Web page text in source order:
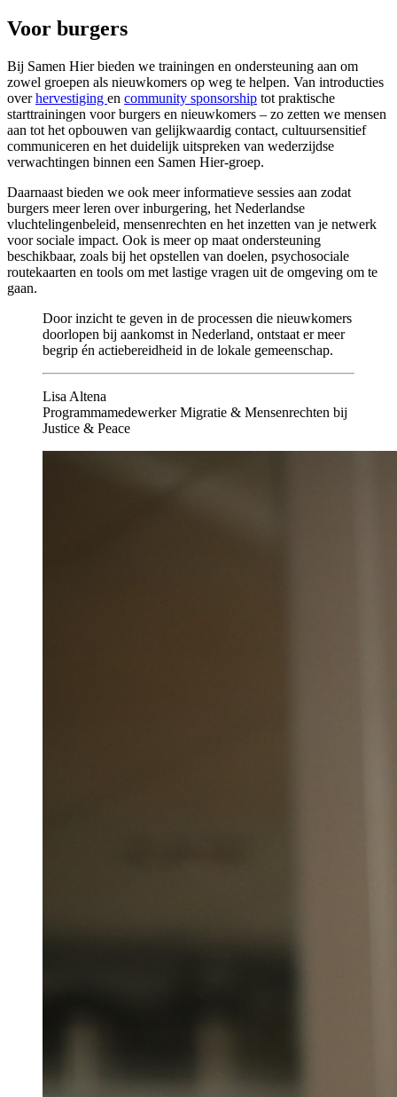
Voor burgers
Bij Samen Hier bieden we trainingen en ondersteuning aan om
zowel groepen als nieuwkomers op weg te helpen. Van introducties
overhervestiging en community sponsorship tot praktische
starttrainingen voor burgers en nieuwkomers – zo zetten we mensen
aan tot het opbouwen van gelijkwaardig contact, cultuursensitief
communiceren en het duidelijk uitspreken van wederzijdse
verwachtingen binnen een Samen Hier-groep.
Daarnaast bieden we ook meer informatieve sessies aan zodat
burgers meer leren over inburgering, het Nederlandse
vluchtelingenbeleid, mensenrechten en het inzetten van je netwerk
voor sociale impact. Ook is meer op maat ondersteuning
beschikbaar, zoals bij het opstellen van doelen, psychosociale
routekaarten en tools om met lastige vragen uit de omgeving om te
gaan.
Door inzicht te geven in de processen die nieuwkomers
doorlopen bij aankomst in Nederland, ontstaat er meer
begrip én actiebereidheid in de lokale gemeenschap.
Lisa Altena
Programmamedewerker Migratie & Mensenrechten bij
Justice & Peace